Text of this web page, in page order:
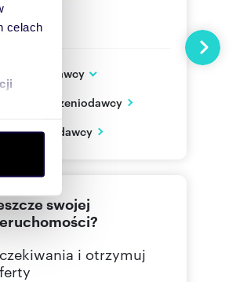
celach
ogłoszeniodawcy
swojej
i otrzymuj